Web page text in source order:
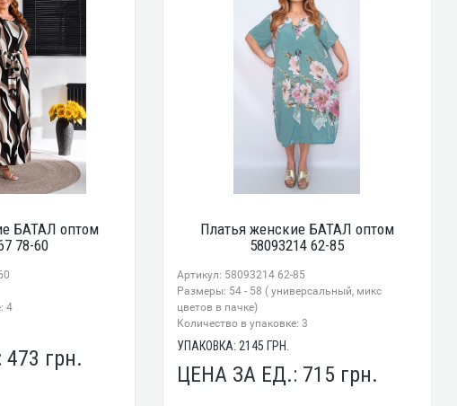
БАТАЛ оптом
78-60
4
473 грн.
Платья женские БАТАЛ оптом
58093214 62-85
Артикул: 58093214 62-85
Размеры: 54 - 58 ( универсальный, микс
цветов в пачке)
Количество в упаковке: 3
УПАКОВКА: 2145ГРН.
ЦЕНА ЗА ЕД.: 715 грн.